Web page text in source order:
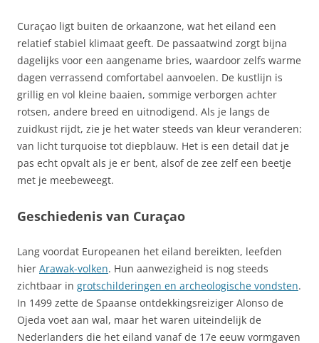
Curaçao ligt buiten de orkaanzone, wat het eiland een
relatief stabiel klimaat geeft. De passaatwind zorgt bijna
dagelijks voor een aangename bries, waardoor zelfs warme
dagen verrassend comfortabel aanvoelen. De kustlijn is
grillig en vol kleine baaien, sommige verborgen achter
rotsen, andere breed en uitnodigend. Als je langs de
zuidkust rijdt, zie je het water steeds van kleur veranderen:
van licht turquoise tot diepblauw. Het is een detail dat je
pas echt opvalt als je er bent, alsof de zee zelf een beetje
met je meebeweegt.
Geschiedenis van Curaçao
Lang voordat Europeanen het eiland bereikten, leefden
hier Arawak-volken. Hun aanwezigheid is nog steeds
zichtbaar in grotschilderingen en archeologische vondsten.
In 1499 zette de Spaanse ontdekkingsreiziger Alonso de
Ojeda voet aan wal, maar het waren uiteindelijk de
Nederlanders die het eiland vanaf de 17e eeuw vormgaven